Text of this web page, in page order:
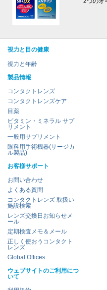
視力と目の健康
視力と年齢
製品情報
コンタクトレンズ
コンタクトレンズケア
目薬
ビタミン・ミネラル サプ
リメント
一般用サプリメント
眼科用手術機器(サージカ
ル製品)
お客様サポート
お問い合わせ
よくある質問
コンタクトレンズ 取扱い
施設検索
レンズ交換日お知らせメ
ール
定期検査メモ＆メール
正しく使おうコンタクト
レンズ
Global Offices
ウェブサイトのご利用につ
いて